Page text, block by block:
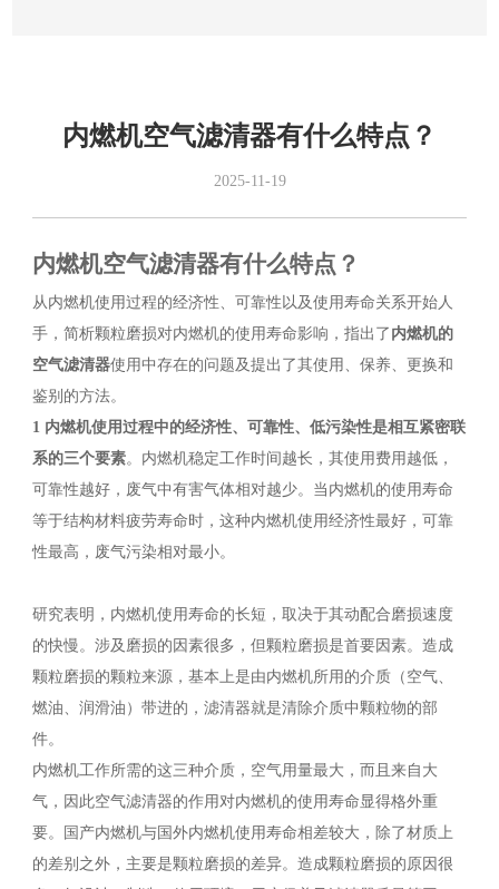
内燃机空气滤清器有什么特点？
2025-11-19
内燃机空气滤清器有什么特点？
从内燃机使用过程的经济性、可靠性以及使用寿命关系开始人
手，简析颗粒磨损对内燃机的使用寿命影响，指出了 内燃机的
空气滤清器使用中存在的问题及提出了其使用、保养、更换和
鉴别的方法。
1 内燃机使用过程中的经济性、可靠性、低污染性是相互紧密联
系的三个要素。内燃机稳定工作时间越长，其使用费用越低，
可靠性越好，废气中有害气体相对越少。当内燃机的使用寿命
等于结构材料疲劳寿命时，这种内燃机使用经济性最好，可靠
性最高，废气污染相对最小。
研究表明，内燃机使用寿命的长短，取决于其动配合磨损速度
的快慢。涉及磨损的因素很多，但颗粒磨损是首要因素。造成
颗粒磨损的颗粒来源，基本上是由内燃机所用的介质（空气、
燃油、润滑油）带进的，滤清器就是清除介质中颗粒物的部
件。
内燃机工作所需的这三种介质，空气用量最大，而且来自大
气，因此空气滤清器的作用对内燃机的使用寿命显得格外重
要。国产内燃机与国外内燃机使用寿命相差较大，除了材质上
的差别之外，主要是颗粒磨损的差异。造成颗粒磨损的原因很